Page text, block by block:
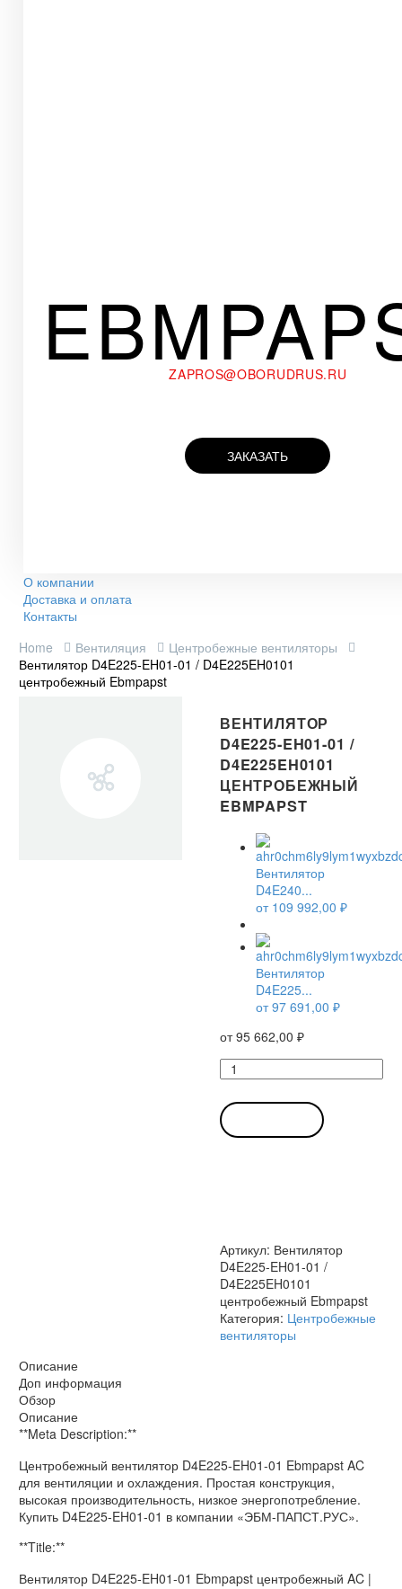
ZAPROS@OBORUDRUS.RU
ЗАКАЗАТЬ
О компании
Доставка и оплата
Контакты
Home
Вентиляция
Центробежные вентиляторы
Вентилятор D4E225-EH01-01 / D4E225EH0101
центробежный Ebmpapst
ВЕНТИЛЯТОР
D4E225-EH01-01 /
D4E225EH0101
ЦЕНТРОБЕЖНЫЙ
EBMPAPST
Вентилятор
D4E240...
от 109 992,00 ₽
Вентилятор
D4E225...
от97 691,00 ₽
от95 662,00 ₽
Количество
товара
Вентилятор
D4E225-
EH01-
Артикул: Вентилятор
D4E225-EH01-01 /
D4E225EH0101
центробежный Ebmpapst
Категория: Центробежные
вентиляторы
Описание
Доп информация
Обзор
Описание
**Meta Description:**
Центробежный вентилятор D4E225-EH01-01 Ebmpapst AC
для вентиляции и охлаждения. Простая конструкция,
высокая производительность, низкое энергопотребление.
Купить D4E225-EH01-01 в компании «ЭБМ-ПАПСТ.РУС».
**Title:**
Вентилятор D4E225-EH01-01 Ebmpapst центробежный AC |